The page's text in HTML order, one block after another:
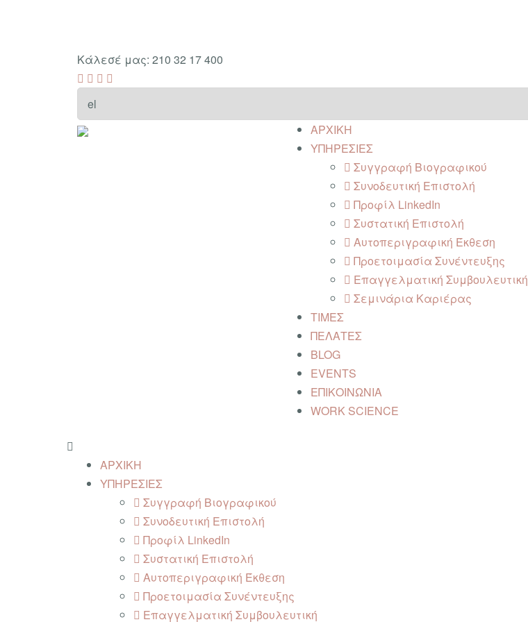
Κάλεσέ μας: 210 32 17 400
ΑΡΧΙΚΗ
ΥΠΗΡΕΣΙΕΣ
Συγγραφή Βιογραφικού
Συνοδευτική Επιστολή
Προφίλ LinkedIn
Συστατική Επιστολή
Αυτοπεριγραφική Έκθεση
Προετοιμασία Συνέντευξης
Επαγγελματική Συμβουλευτική
Σεμινάρια Καριέρας
ΤΙΜEΣ
ΠΕΛΑΤΕΣ
BLOG
EVENTS
ΕΠΙΚΟΙΝΩΝΙΑ
WORK SCIENCE
ΑΡΧΙΚΗ
ΥΠΗΡΕΣΙΕΣ
Συγγραφή Βιογραφικού
Συνοδευτική Επιστολή
Προφίλ LinkedIn
Συστατική Επιστολή
Αυτοπεριγραφική Έκθεση
Προετοιμασία Συνέντευξης
Επαγγελματική Συμβουλευτική